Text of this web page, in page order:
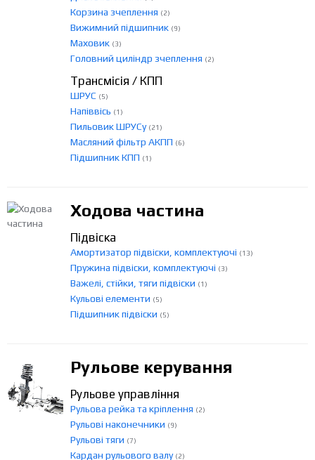
Корзина зчеплення (2)
Вижимний підшипник (9)
Маховик (3)
Головний циліндр зчеплення (2)
Трансмісія / КПП
ШРУС (5)
Напіввісь (1)
Пильовик ШРУСу (21)
Масляний фільтр АКПП (6)
Підшипник КПП (1)
Ходова частина
Підвіска
Амортизатор підвіски, комплектуючі (13)
Пружина підвіски, комплектуючі (3)
Важелі, стійки, тяги підвіски (1)
Кульові елементи (5)
Підшипник підвіски (5)
Рульове керування
Рульове управління
Рульова рейка та кріплення (2)
Рульові наконечники (9)
Рульові тяги (7)
Кардан рульового валу (2)